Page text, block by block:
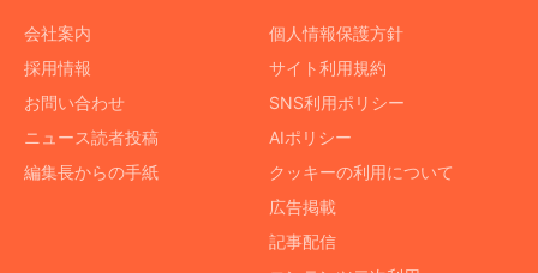
会社案内
採用情報
お問い合わせ
ニュース読者投稿
編集長からの手紙
個人情報保護方針
サイト利用規約
SNS利用ポリシー
AIポリシー
クッキーの利用について
広告掲載
記事配信